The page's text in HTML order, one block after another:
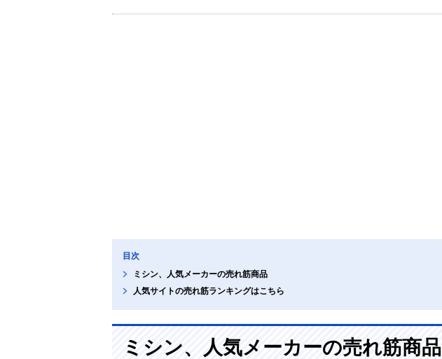
目次
ミシン、人気メーカーの売れ筋商品
人気サイトの売れ筋ランキングはこちら
ミシン、人気メーカーの売れ筋商品